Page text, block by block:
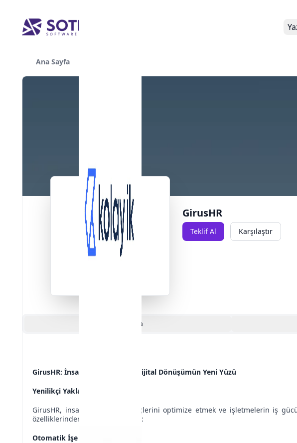
Ana Sayfa
GirusHR
Teklif Al Karşılaştır
Açıklama
GirusHR: İnsan Kaynaklarında Dijital Dönüşümün Yeni Yüzü
Yenilikçi Yaklaşım ve Özellikler
GirusHR, insan kaynakları süreçlerini optimize etmek ve işletmelerin iş
özelliklerinden bazıları şunlardır:
Otomatik İşe Alım Süreci